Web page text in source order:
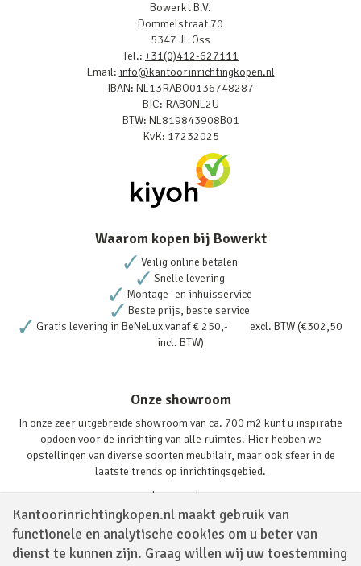
Kantoorinrichtingkopen.nl maakt gebruik van
functionele en analytische cookies om u beter van
dienst te kunnen zijn. Graag willen wij uw toestemming
Bowerkt B.V.
Dommelstraat 70
5347 JL Oss
Tel.: +31(0)412-627111
Email: info@kantoorinrichtingkopen.nl
IBAN: NL13RABO0136748287
BIC: RABONL2U
BTW: NL819843908B01
KvK: 17232025
Waarom kopen bij Bowerkt
Veilig online betalen
Snelle levering
Montage- en inhuisservice
Beste prijs, beste service
Gratis levering in BeNeLux vanaf € 250,- excl. BTW (€302,50
incl. BTW)
Onze showroom
In onze zeer uitgebreide showroom van ca. 700 m2 kunt u inspiratie
opdoen voor de inrichting van alle ruimtes. Hier hebben we
opstellingen van diverse soorten meubilair, maar ook sfeer in de
laatste trends op inrichtingsgebied.
Lees verder